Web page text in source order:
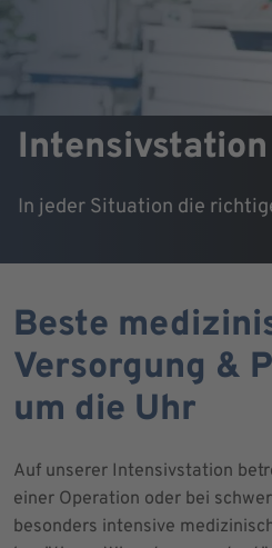
Intensivstation
In jeder Situation die
Beste
Versorgung &
um die Uhr
Auf unserer Intensivstation
einer Operation oder bei
besonders intensive